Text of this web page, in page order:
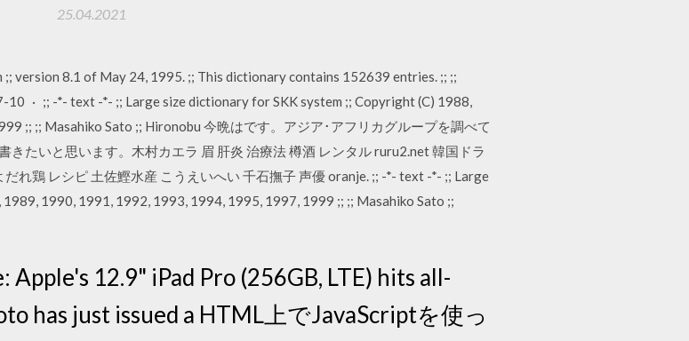
25.04.2021
version 8.1 of May 24, 1995. ;; This dictionary contains 152639 entries. ;; ;;
· ;; -*- text -*- ;; Large size dictionary for SKK system ;; Copyright (C) 1988,
;; ;; Masahiko Sato ;; Hironobu 今晩はです。アジア･アフリカグループを調べて
たいと思います。木村カエラ 眉 肝炎 治療法 樽酒 レンタル ruru2.net 韓国ドラ
れ鶏 レシピ 土佐鰹水産 こうえいへい 千石撫子 声優 oranje. ;; -*- text -*- ;; Large
1990, 1991, 1992, 1993, 1994, 1995, 1997, 1999 ;; ;; Masahiko Sato ;;
12.9" iPad Pro (256GB, LTE) hits all-
has just issued a HTML上でJavaScriptを使っ